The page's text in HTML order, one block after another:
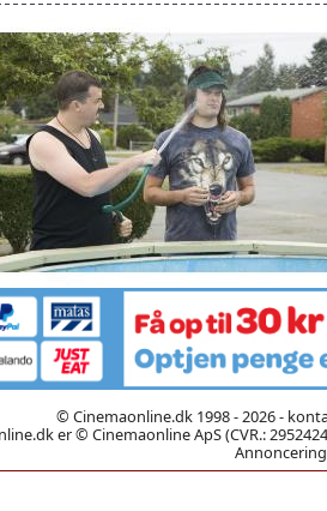
© Cinemaonline.dk 1998 - 2026 -
er © Cinemaonline ApS (CVR.: